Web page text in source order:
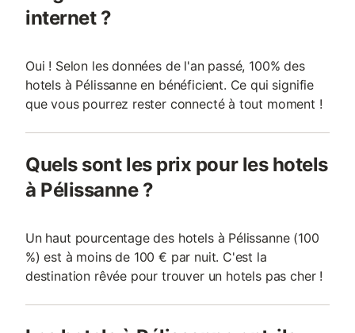
internet ?
Oui ! Selon les données de l'an passé, 100% des
hotels à Pélissanne en bénéficient. Ce qui signifie
que vous pourrez rester connecté à tout moment !
Quels sont les prix pour les hotels
à Pélissanne ?
Un haut pourcentage des hotels à Pélissanne (100
%) est à moins de 100 € par nuit. C'est la
destination rêvée pour trouver un hotels pas cher !